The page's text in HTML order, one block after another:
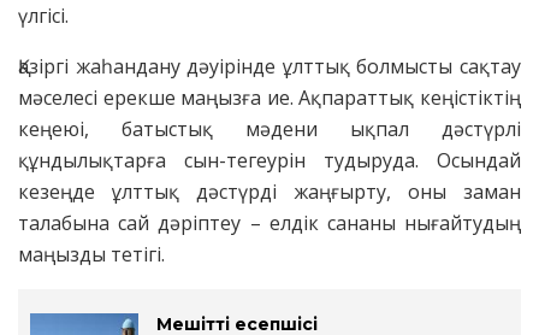
үлгісі.
Қазіргі жаһандану дәуірінде ұлттық болмысты сақтау
мәселесі ерекше маңызға ие. Ақпараттық кеңістіктің
кеңеюі, батыстық мәдени ықпал дәстүрлі
құндылықтарға сын-тегеурін тудыруда. Осындай
кезеңде ұлттық дәстүрді жаңғырту, оны заман
талабына сай дәріптеу – елдік сананы нығайтудың
маңызды тетігі.
Мешіттің есепшісі